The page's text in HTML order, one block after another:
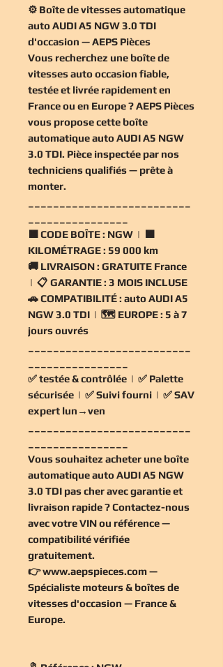
⚙️ Boîte de vitesses automatique
auto AUDI A5 NGW 3.0 TDI
d'occasion — AEPS Pièces
Vous recherchez une boîte de
vitesses auto occasion fiable,
testée et livrée rapidement en
France ou en Europe ? AEPS Pièces
vous propose cette boîte
automatique auto AUDI A5 NGW
3.0 TDI. Pièce inspectée par nos
techniciens qualifiés — prête à
monter.
🟧CODE BOÎTE : NGW | 🟧
KILOMÉTRAGE : 59 000 km
🚚 LIVRAISON : GRATUITE France
| 📋 GARANTIE : 3 MOIS INCLUSE
🚗COMPATIBILITÉ : auto AUDI A5
NGW 3.0 TDI | 🗺️ EUROPE : 5 à 7
jours ouvrés
✅testée & contrôlée | ✅ Palette
sécurisée | ✅Suivi fourni | ✅SAV
expert lun→ven
Vous souhaitez acheter une boîte
automatique auto AUDI A5 NGW
3.0 TDI pas cheravec garantie et
livraison rapide ? Contactez-nous
avec votre VIN ou référence —
compatibilité vérifiée
gratuitement.
👉www.aepspieces.com—
Spécialiste moteurs & boîtes de
vitesses d'occasion — France &
Europe.